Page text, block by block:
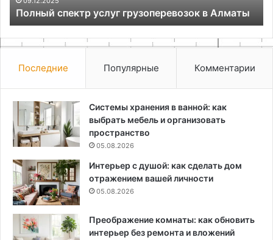
Полный спектр услуг грузоперевозок в Алматы
Последние Популярные Комментарии
Системы хранения в ванной: как
выбрать мебель и организовать
пространство
05.08.2026
Интерьер с душой: как сделать дом
отражением вашей личности
05.08.2026
Преображение комнаты: как обновить
интерьер без ремонта и вложений